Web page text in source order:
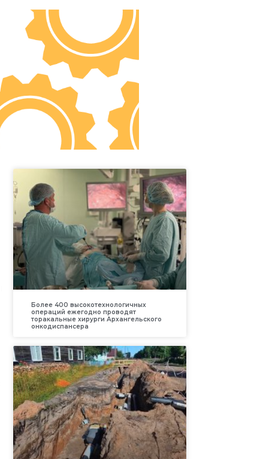
Более 400 высокотехнологичных
операций ежегодно проводят
торакальные хирурги Архангельского
онкодиспансера